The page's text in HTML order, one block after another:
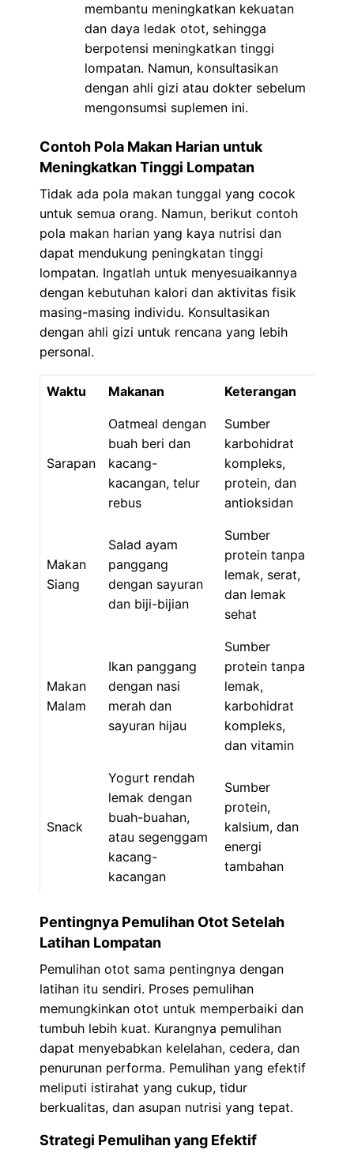
membantu meningkatkan kekuatan
dan daya ledak otot, sehingga
berpotensi meningkatkan tinggi
lompatan. Namun, konsultasikan
dengan ahli gizi atau dokter sebelum
mengonsumsi suplemen ini.
Contoh Pola Makan Harian untuk
Meningkatkan Tinggi Lompatan
Tidak ada pola makan tunggal yang cocok
untuk semua orang. Namun, berikut contoh
pola makan harian yang kaya nutrisi dan
dapat mendukung peningkatan tinggi
lompatan. Ingatlah untuk menyesuaikannya
dengan kebutuhan kalori dan aktivitas fisik
masing-masing individu. Konsultasikan
dengan ahli gizi untuk rencana yang lebih
personal.
Waktu Makanan Keterangan
Sarapan
Oatmeal dengan
buah beri dan
kacang-
kacangan, telur
rebus
Sumber
karbohidrat
kompleks,
protein, dan
antioksidan
Makan
Siang
Salad ayam
panggang
dengan sayuran
dan biji-bijian
Sumber
protein tanpa
lemak, serat,
dan lemak
sehat
Makan
Malam
Ikan panggang
dengan nasi
merah dan
sayuran hijau
Sumber
protein tanpa
lemak,
karbohidrat
kompleks,
dan vitamin
Snack
Yogurt rendah
lemak dengan
buah-buahan,
atau segenggam
kacang-
kacangan
Sumber
protein,
kalsium, dan
energi
tambahan
Pentingnya Pemulihan Otot Setelah
Latihan Lompatan
Pemulihan otot sama pentingnya dengan
latihan itu sendiri. Proses pemulihan
memungkinkan otot untuk memperbaiki dan
tumbuh lebih kuat. Kurangnya pemulihan
dapat menyebabkan kelelahan, cedera, dan
penurunan performa. Pemulihan yang efektif
meliputi istirahat yang cukup, tidur
berkualitas, dan asupan nutrisi yang tepat.
Strategi Pemulihan yang Efektif